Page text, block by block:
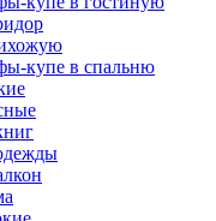
купе в спальню